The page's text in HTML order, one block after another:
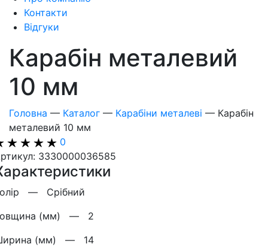
Контакти
Відгуки
Карабін металевий
10 мм
Головна — Каталог — Карабіни металеві — Карабін
металевий 10 мм
0
3330000036585
— Срібний
(мм) — 2
(мм) — 14